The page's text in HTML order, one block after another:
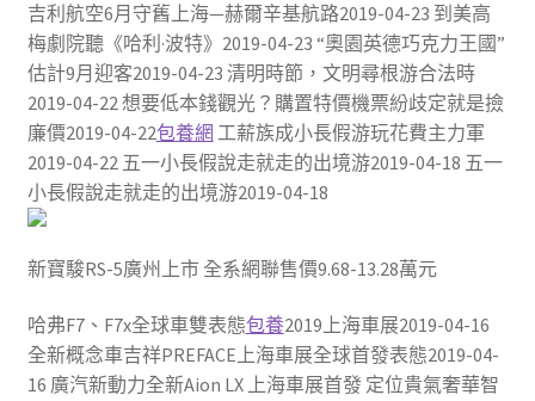
吉利航空6月守舊上海—赫爾辛基航路2019-04-23 到美高
梅劇院聽《哈利·波特》2019-04-23 “奧園英德巧克力王國”
估計9月迎客2019-04-23 清明時節，文明尋根游合法時
2019-04-22 想要低本錢觀光？購置特價機票紛歧定就是撿
廉價2019-04-22包養網 工薪族成小長假游玩花費主力軍
2019-04-22 五一小長假說走就走的出境游2019-04-18 五一
小長假說走就走的出境游2019-04-18
新寶駿RS-5廣州上市 全系網聯售價9.68-13.28萬元
哈弗F7、F7x全球車雙表態包養2019上海車展2019-04-16
全新概念車吉祥PREFACE上海車展全球首發表態2019-04-
16 廣汽新動力全新Aion LX 上海車展首發 定位貴氣奢華智